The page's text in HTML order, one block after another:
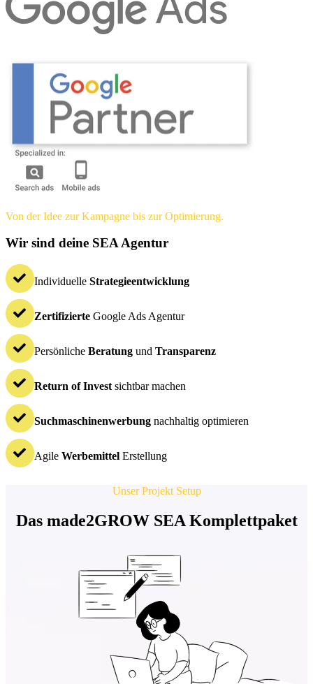
Von der Idee zur Kampagne bis zur Optimierung.
Wir sind deine SEA Agentur
Individuelle Strategieentwicklung
ZertifizierteGoogle Ads Agentur
Persönliche Beratungund Transparenz
Return of Investsichtbar machen
Suchmaschinenwerbungnachhaltig optimieren
Agile WerbemittelErstellung
Unser Projekt Setup
Das made2GROW SEA Komplettpaket